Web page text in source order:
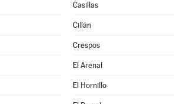
Casillas
Cillán
Crespos
El Arenal
El Hornillo